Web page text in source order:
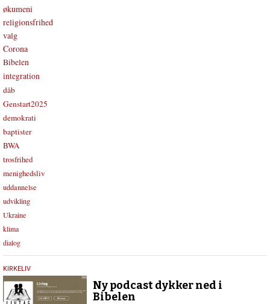
økumeni
religionsfrihed
valg
Corona
Bibelen
integration
dåb
Genstart2025
demokrati
baptister
BWA
trosfrihed
menighedsliv
uddannelse
udvikling
Ukraine
klima
dialog
5.
februar
2021
KIRKELIV
Ny podcast dykker ned i
Bibelen